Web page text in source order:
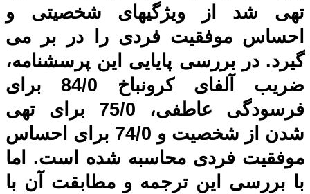
تهی شد از ویژگیهای شخصیتی و
احساس موفقیت فردی را در بر می
گیرد. در بررسی پایایی این پرسشنامه،
ضریب آلفای کرونباخ 84/0 برای
فرسودگی عاطفی، 75/0 برای تهی
شدن از شخصیت و 74/0 برای احساس
موفقیت فردی محاسبه شده است. اما
با بررسی این ترجمه و مطابقت آن با